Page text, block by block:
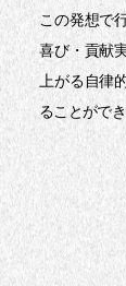
この発想で
喜び・貢献
上がる自律
ることがで